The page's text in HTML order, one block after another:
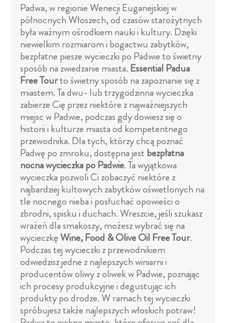
Padwa, w regionie Wenecji Euganejskiej w
północnych Włoszech, od czasów starożytnych
była ważnym ośrodkiem nauki i kultury. Dzięki
niewielkim rozmiarom i bogactwu zabytków,
bezpłatne piesze wycieczki po Padwie to świetny
sposób na zwiedzanie miasta. Essential Padua
Free Tourto świetny sposób na zapoznanie się z
miastem. Ta dwu- lub trzygodzinna wycieczka
zabierze Cię przez niektóre z najważniejszych
miejsc w Padwie, podczas gdy dowiesz się o
historii i kulturze miasta od kompetentnego
przewodnika. Dla tych, którzy chcą poznać
Padwę po zmroku, dostępna jest bezpłatna
nocna wycieczka po Padwie. Ta wyjątkowa
wycieczka pozwoli Ci zobaczyć niektóre z
najbardziej kultowych zabytków oświetlonych na
tle nocnego nieba i posłuchać opowieści o
zbrodni, spisku i duchach. Wreszcie, jeśli szukasz
wrażeń dla smakoszy, możesz wybrać się na
wycieczkę Wine, Food & Olive Oil Free Tour.
Podczas tej wycieczki z przewodnikiem
odwiedzisz jedne z najlepszych winiarni i
producentów oliwy z oliwek w Padwie, poznając
ich procesy produkcyjne i degustując ich
produkty po drodze. W ramach tej wycieczki
spróbujesz także najlepszych włoskich potraw!